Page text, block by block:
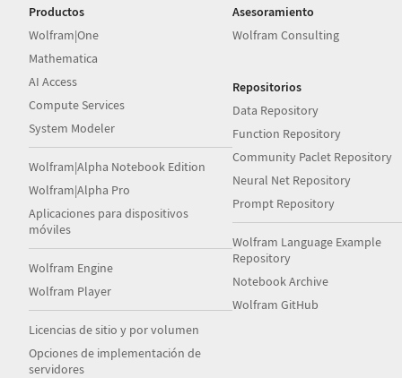
Productos
Wolfram|One
Mathematica
AI Access
Compute Services
System Modeler
Wolfram|Alpha Notebook Edition
Wolfram|Alpha Pro
Aplicaciones para dispositivos
móviles
Wolfram Engine
Wolfram Player
Licencias de sitio y por volumen
Opciones de implementación de
servidores
Asesoramiento
Wolfram Consulting
Repositorios
Data Repository
Function Repository
Community Paclet Repository
Neural Net Repository
Prompt Repository
Wolfram Language Example
Repository
Notebook Archive
Wolfram GitHub